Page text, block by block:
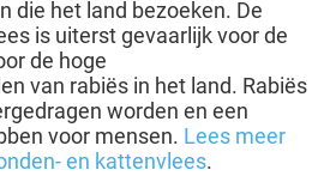
die het land bezoeken. De
is uiterst gevaarlijk voor de
de hoge
van rabiës in het land. Rabiës
worden en een
voor mensen. Lees meer
en kattenvlees.